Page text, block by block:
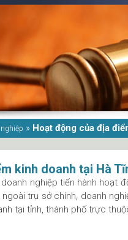
» Hoạt động của địa
kinh doanh tại Hà
nghiệp tiến hành hoạt
trụ sở chính, doanh
tại tỉnh, thành phố trực